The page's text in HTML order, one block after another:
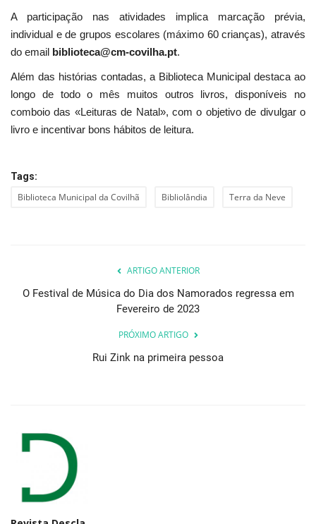
A participação nas atividades implica marcação prévia,
individual e de grupos escolares (máximo 60 crianças), através
do email biblioteca@cm-covilha.pt.
Além das histórias contadas, a Biblioteca Municipal destaca ao
longo de todo o mês muitos outros livros, disponíveis no
comboio das «Leituras de Natal», com o objetivo de divulgar o
livro e incentivar bons hábitos de leitura.
Tags:
Biblioteca Municipal da Covilhã Bibliolândia Terra da Neve
ARTIGO ANTERIOR
O Festival de Música do Dia dos Namorados regressa em
Fevereiro de 2023
PRÓXIMO ARTIGO
Rui Zink na primeira pessoa